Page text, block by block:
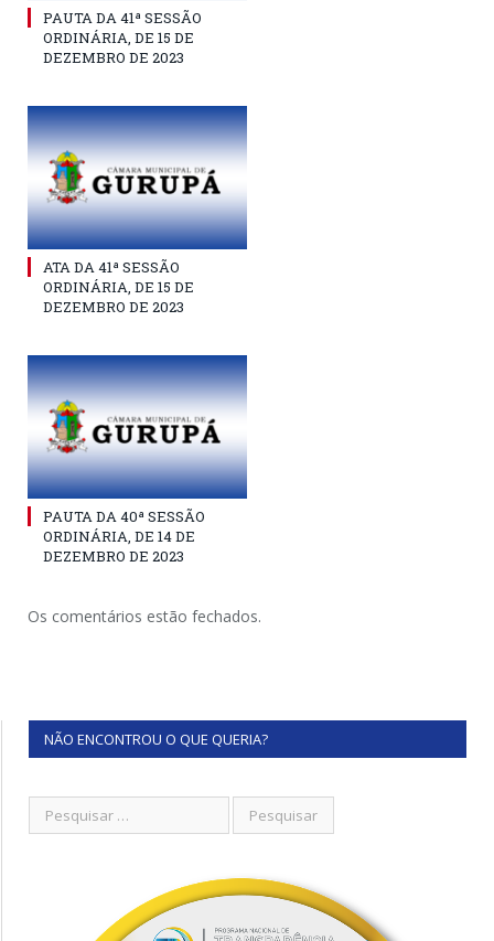
PAUTA DA 41ª SESSÃO
ORDINÁRIA, DE 15 DE
DEZEMBRO DE 2023
ATA DA 41ª SESSÃO
ORDINÁRIA, DE 15 DE
DEZEMBRO DE 2023
PAUTA DA 40ª SESSÃO
ORDINÁRIA, DE 14 DE
DEZEMBRO DE 2023
Os comentários estão fechados.
NÃO ENCONTROU O QUE QUERIA?